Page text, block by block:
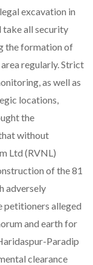
excavation in
take all security
the formation of
regularly. Strict
as well as
locations,
the
without
Ltd (RVNL)
of the 81
adversely
petitioners alleged
and earth for
Paradip
clearance